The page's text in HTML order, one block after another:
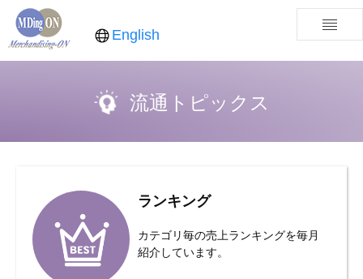
English
流通トピックス
ランキング
カテゴリ毎の売上ランキングを毎月
紹介しています。